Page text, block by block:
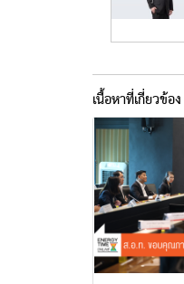
เนื้อหาที่เกี่ยวข้อง